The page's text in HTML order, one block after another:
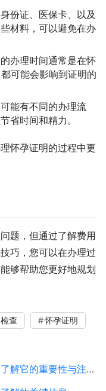
份证、医保卡、以及
材料，可以避免在办
办理时间通常是在怀
可能会影响到证明的
能有不同的办理流
省时间和精力。
怀孕证明的过程中更
题，但通过了解费用
巧，您可以在办理过
够帮助您更好地规划
查
怀孕证明
的重要性与注意事项